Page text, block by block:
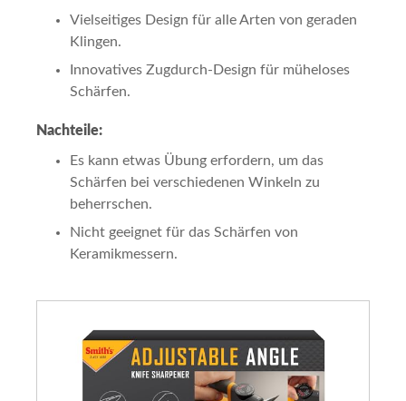
Vielseitiges Design für alle Arten von geraden
Klingen.
Innovatives Zugdurch-Design für müheloses
Schärfen.
Nachteile:
Es kann etwas Übung erfordern, um das
Schärfen bei verschiedenen Winkeln zu
beherrschen.
Nicht geeignet für das Schärfen von
Keramikmessern.